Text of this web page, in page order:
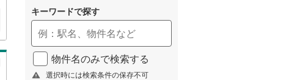
キーワードで探す
物件名のみで検索する
選択時には検索条件の保存不可